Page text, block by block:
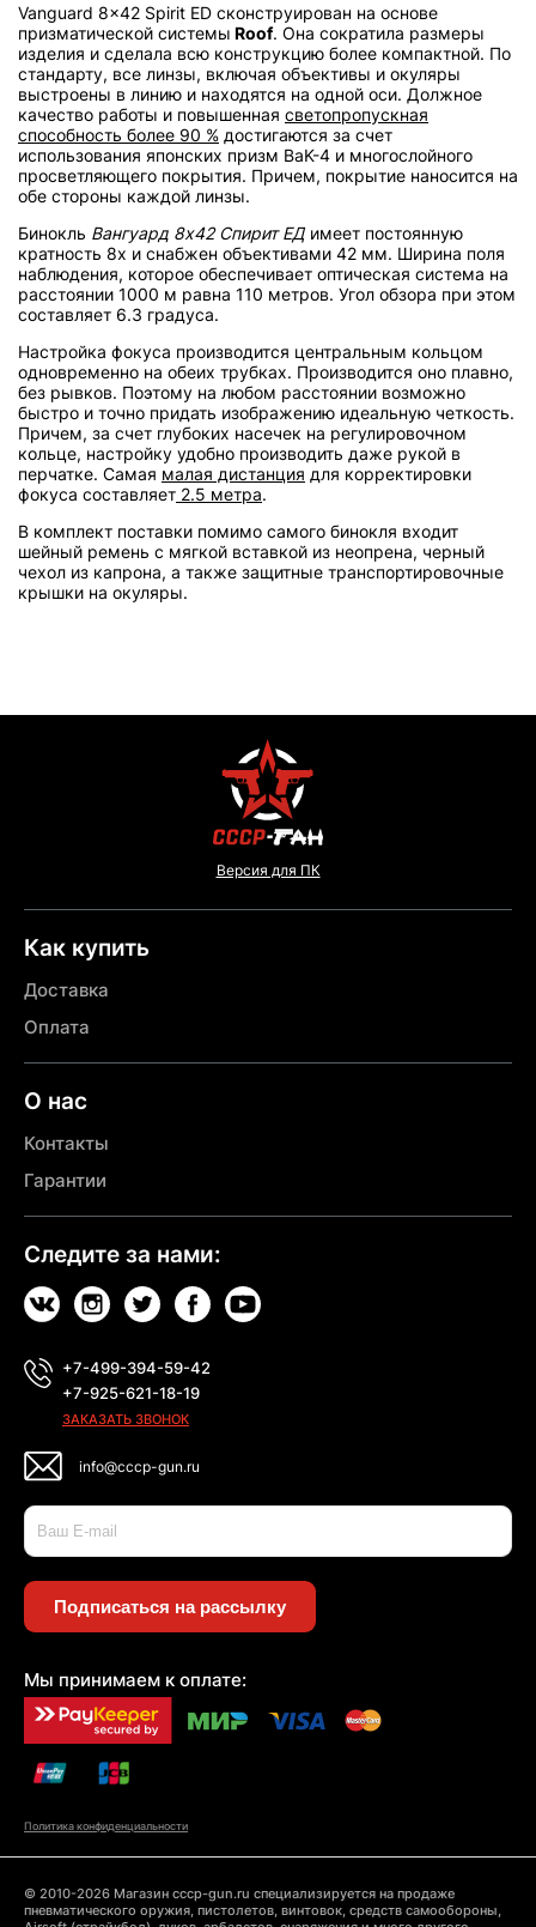
Vanguard 8x42 Spirit ED сконструирован на основе
призматической системы Roof. Она сократила размеры
изделия и сделала всю конструкцию более компактной. По
стандарту, все линзы, включая объективы и окуляры
выстроены в линию и находятся на одной оси. Должное
качество работы и повышенная светопропускная
способность более 90 % достигаются за счет
использования японских призм BaK-4 и многослойного
просветляющего покрытия. Причем, покрытие наносится на
обе стороны каждой линзы.
Бинокль Вангуард 8х42 Спирит ЕД имеет постоянную
кратность 8х и снабжен объективами 42 мм. Ширина поля
наблюдения, которое обеспечивает оптическая система на
расстоянии 1000 м равна 110 метров. Угол обзора при этом
составляет 6.3 градуса.
Настройка фокуса производится центральным кольцом
одновременно на обеих трубках. Производится оно плавно,
без рывков. Поэтому на любом расстоянии возможно
быстро и точно придать изображению идеальную четкость.
Причем, за счет глубоких насечек на регулировочном
кольце, настройку удобно производить даже рукой в
перчатке. Самая малая дистанция для корректировки
фокуса составляет 2.5 метра.
В комплект поставки помимо самого бинокля входит
шейный ремень с мягкой вставкой из неопрена, черный
чехол из капрона, а также защитные транспортировочные
крышки на окуляры.
Версия для ПК
Как купить
Доставка
Оплата
О нас
Контакты
Гарантии
Следите за нами:
+7-499-394-59-42
+7-925-621-18-19
ЗАКАЗАТЬ ЗВОНОК
info@cccp-gun.ru
Подписаться на рассылку
Мы принимаем к оплате:
Политика конфиденциальности
© 2010-2026 Магазин cccp-gun.ru специализируется на продаже
пневматического оружия, пистолетов, винтовок, средств самообороны,